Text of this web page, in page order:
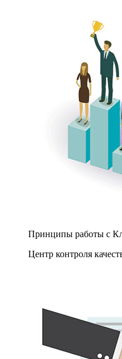
Принципы работы с
Центр контроля